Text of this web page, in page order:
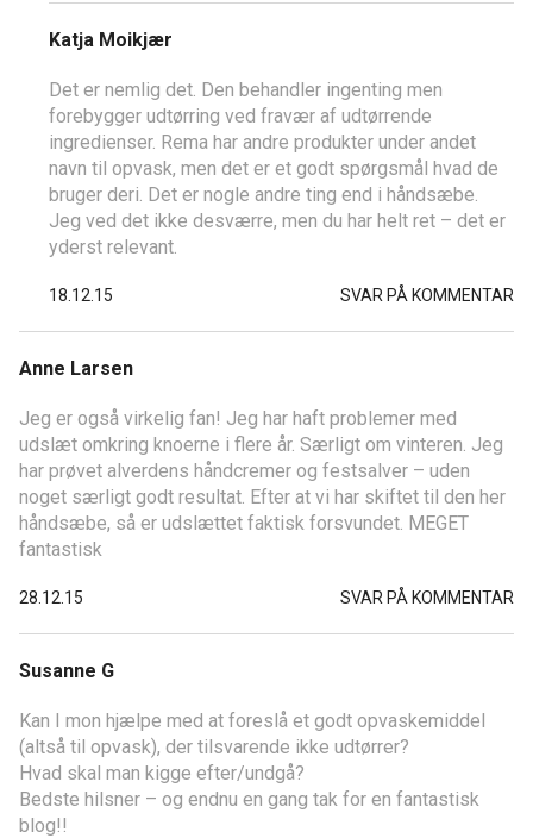
Katja Moikjær
Det er nemlig det. Den behandler ingenting men
forebygger udtørring ved fravær af udtørrende
ingredienser. Rema har andre produkter under andet
navn til opvask, men det er et godt spørgsmål hvad de
bruger deri. Det er nogle andre ting end i håndsæbe.
Jeg ved det ikke desværre, men du har helt ret – det er
yderst relevant.
18.12.15 SVAR PÅ KOMMENTAR
Anne Larsen
Jeg er også virkelig fan! Jeg har haft problemer med
udslæt omkring knoerne i flere år. Særligt om vinteren. Jeg
har prøvet alverdens håndcremer og festsalver – uden
noget særligt godt resultat. Efter at vi har skiftet til den her
håndsæbe, så er udslættet faktisk forsvundet. MEGET
fantastisk
28.12.15 SVAR PÅ KOMMENTAR
Susanne G
Kan I mon hjælpe med at foreslå et godt opvaskemiddel
(altså til opvask), der tilsvarende ikke udtørrer?
Hvad skal man kigge efter/undgå?
Bedste hilsner – og endnu en gang tak for en fantastisk
blog!!